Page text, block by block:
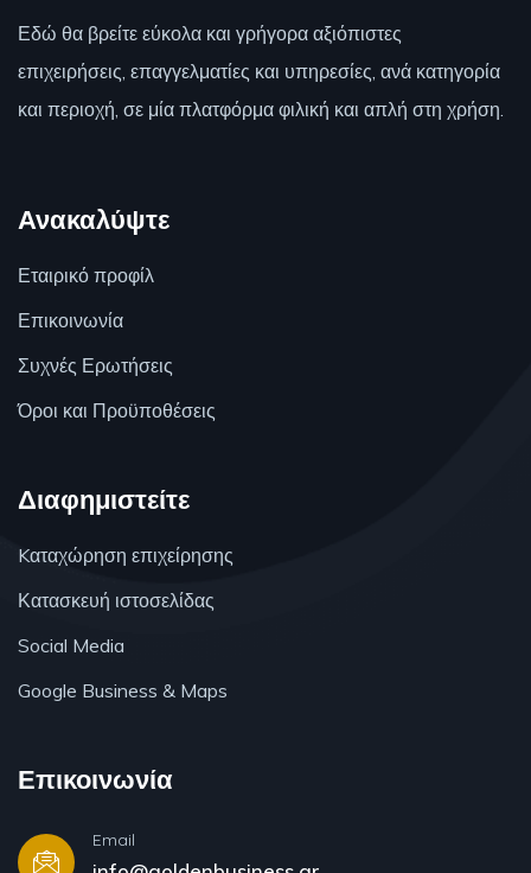
Εδώ θα βρείτε εύκολα και γρήγορα αξιόπιστες
επιχειρήσεις, επαγγελματίες και υπηρεσίες, ανά κατηγορία
και περιοχή, σε μία πλατφόρμα φιλική και απλή στη χρήση.
Ανακαλύψτε
Εταιρικό προφίλ
Επικοινωνία
Συχνές Ερωτήσεις
Όροι και Προϋποθέσεις
Διαφημιστείτε
Kαταχώρηση επιχείρησης
Κατασκευή ιστοσελίδας
Social Media
Google Business & Maps
Επικοινωνία
Email